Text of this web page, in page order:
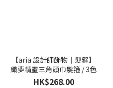
【aria 設計師飾物｜髮箍】
織夢精靈三角頭巾髮箍 / 3色
HK$268.00